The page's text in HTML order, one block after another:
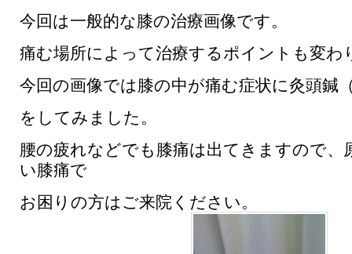
今回は一般的な膝の治療画像です。
痛む場所によって治療するポイントも変わ
今回の画像では膝の中が痛む症状に灸頭鍼
をしてみました。
腰の疲れなどでも膝痛は出てきますので、
い膝痛で
お困りの方はご来院ください。